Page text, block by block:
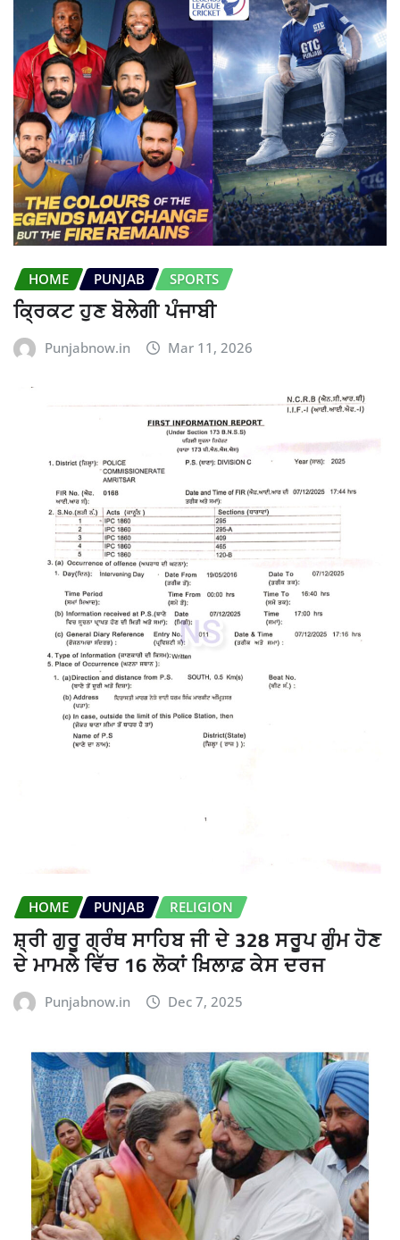
HOME PUNJAB SPORTS
ਕ੍ਰਿਕਟ ਹੁਣ ਬੋਲੇਗੀ ਪੰਜਾਬੀ
Punjabnow.in Mar 11, 2026
HOME PUNJAB RELIGION
ਸ਼੍ਰੀ ਗੁਰੂ ਗ੍ਰੰਥ ਸਾਹਿਬ ਜੀ ਦੇ 328 ਸਰੂਪ ਗੁੰਮ ਹੋਣ
ਦੇ ਮਾਮਲੇ ਵਿੱਚ 16 ਲੋਕਾਂ ਖ਼ਿਲਾਫ਼ ਕੇਸ ਦਰਜ
Punjabnow.in Dec 7, 2025